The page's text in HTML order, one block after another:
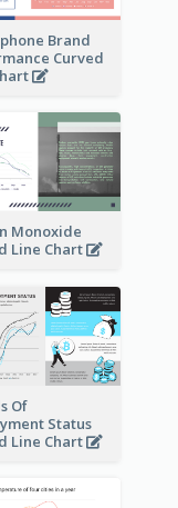
Brand
Curved
Monoxide
Line Chart
Of
Status
Line Chart